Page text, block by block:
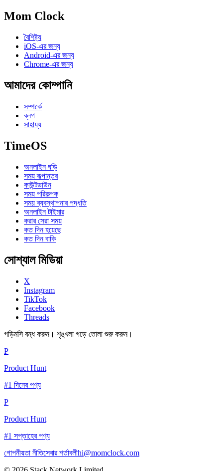
Mom Clock
বৈশিষ্ট্য
iOS-এর জন্য
Android-এর জন্য
Chrome-এর জন্য
আমাদের কোম্পানি
সম্পর্কে
ব্লগ
সাহায্য
TimeOS
অনলাইন ঘড়ি
সময় রূপান্তর
কাউন্টডাউন
সময় পরিকল্পক
সময় ব্যবস্থাপনার পদ্ধতি
অনলাইন টাইমার
করার সেরা সময়
কত দিন হয়েছে
কত দিন বাকি
সোশ্যাল মিডিয়া
X
Instagram
TikTok
Facebook
Threads
গড়িমসি বন্ধ করুন। শৃঙ্খলা গড়ে তোলা শুরু করুন।
P
Product Hunt
#1 দিনের পণ্য
P
Product Hunt
#1 সপ্তাহের পণ্য
গোপনীয়তা নীতিসেবার শর্তাবলীhi@momclock.com